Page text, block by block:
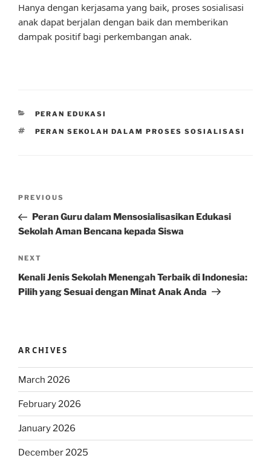
Hanya dengan kerjasama yang baik, proses sosialisasi
anak dapat berjalan dengan baik dan memberikan
dampak positif bagi perkembangan anak.
CATEGORIES
PERAN EDUKASI
TAGS
PERAN SEKOLAH DALAM PROSES SOSIALISASI
Previous
Post
PREVIOUS
Peran Guru dalam Mensosialisasikan Edukasi
Sekolah Aman Bencana kepada Siswa
Next
Post
NEXT
Kenali Jenis Sekolah Menengah Terbaik di Indonesia:
Pilih yang Sesuai dengan Minat Anak Anda
ARCHIVES
March 2026
February 2026
January 2026
December 2025